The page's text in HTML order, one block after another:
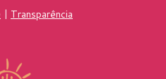
| Transparência